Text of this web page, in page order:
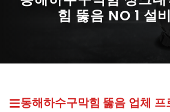
힘 뚫음 NO 1 설
프로설비 최신 페이지
동해하수구막힘 뚫음 업체 프